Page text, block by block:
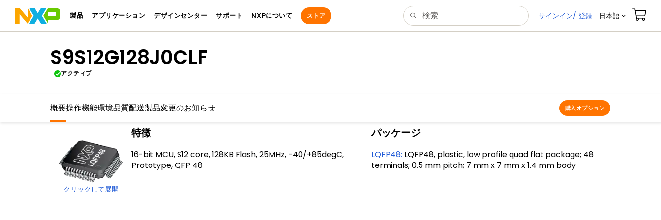
製品 アプリケーション デザインセンター サポート NXPについて ストア サインイン/ 登録 日本語
S9S12G128J0CLF
アクティブ
概要操作機能環境品質配送製品変更のお知らせ 購入オプション
クリックして展開
特徴
16-bit MCU, S12 core, 128KB Flash, 25MHz, -40/+85degC,
Prototype, QFP 48
パッケージ
LQFP48: LQFP48, plastic, low profile quad flat package; 48
terminals; 0.5 mm pitch; 7 mm x 7 mm x 1.4 mm body